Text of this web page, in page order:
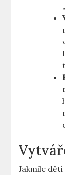
Jakmile